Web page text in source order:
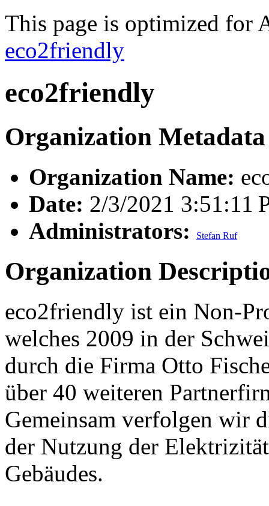
This page is optimized for
eco2friendly
eco2friendly
Organization Metadata
Organization Name:
Date: 2/3/2021 3:51:11
Administrators:
Stefan Ruf
Organization
eco2friendly ist ein Non-
welches 2009 in der
durch die Firma Otto
über 40 weiteren
Gemeinsam verfolgen wir
der Nutzung der
Gebäudes.